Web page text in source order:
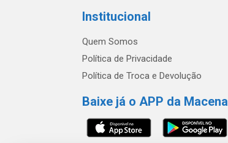
Institucional
Quem Somos
Política de Privacidade
Política de Troca e Devolução
Baixe já o APP da Macena